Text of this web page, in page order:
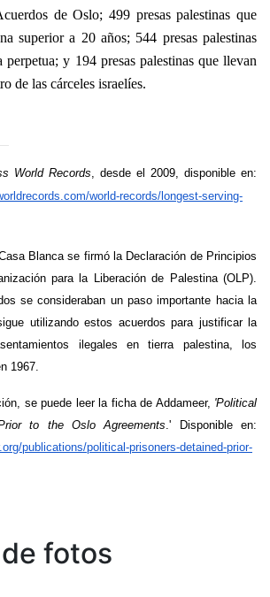
de Oslo; 499 presas palestinas que
superior a 20 años; 544 presas palestinas
perpetua; y 194 presas palestinas que llevan
de las cárceles israelíes.
World Records, desde el 2009, disponible en:
world-records/longest-serving-
Blanca se firmó la Declaración de Principios
para la Liberación de Palestina (OLP).
se consideraban un paso importante hacia la
utilizando estos acuerdos para justificar la
ilegales en tierra palestina, los
1967.
se puede leer la ficha de Addameer, 'Political
to the Oslo Agreements.' Disponible en:
publications/political-prisoners-detained-prior-
fotos